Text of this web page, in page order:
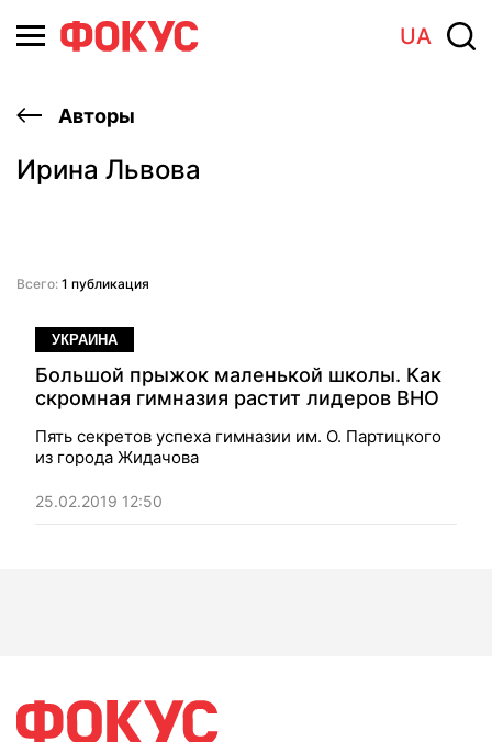
UA
Авторы
Ирина Львова
Всего: 1 публикация
УКРАИНА
Большой прыжок маленькой школы. Как
скромная гимназия растит лидеров ВНО
Пять секретов успеха гимназии им. О. Партицкого
из города Жидачова
25.02.2019 12:50